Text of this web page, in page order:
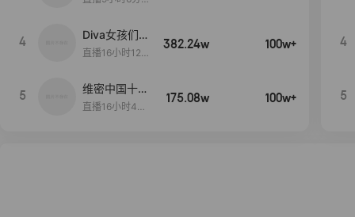
4
Diva女孩们集
合啦~意大利
直播16小时12
382.24w 100w+
5
维密中国十周
年 与你如此
直播16小时48
175.08w 100w+
4
5